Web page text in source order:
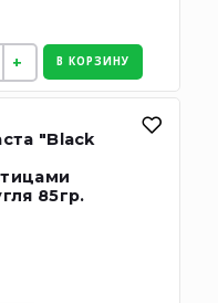
В КОРЗИНУ
"Black
85гр.